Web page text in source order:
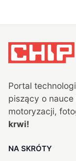
Portal
piszący o
motoryzacji,
krwi!
NA SKRÓTY